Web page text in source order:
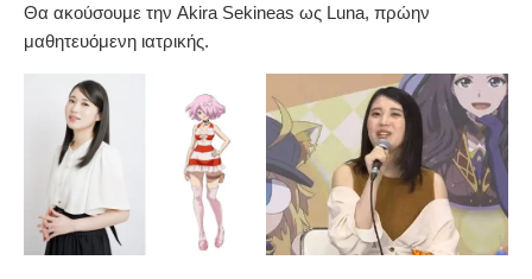
Θα ακούσουμε την Akira Sekineas ως Luna, πρώην
μαθητευόμενη ιατρικής.